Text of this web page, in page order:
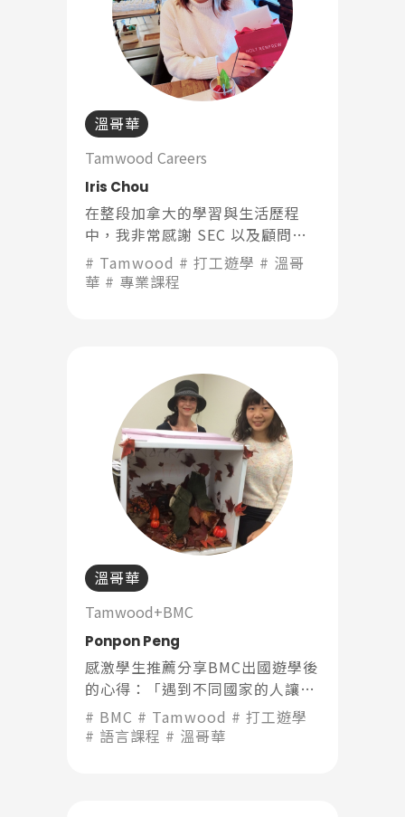
溫哥華
Tamwood Careers
Iris Chou
在整段加拿大的學習與生活歷程
中，我非常感謝 SEC 以及顧問
Queenie 的陪伴與協助。
Tamwood 打工遊學
溫哥
華
專業課程
溫哥華
Tamwood+BMC
Ponpon Peng
感激學生推薦分享BMC出國遊學後
的心得：「遇到不同國家的人讓你
藉由言談不僅學到英文也學到文
化，也不會因為你英文講不好而歧
BMC Tamwood
打工遊學
語言課程
溫哥華